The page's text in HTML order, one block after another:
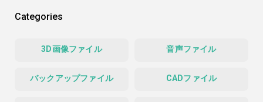
Categories
3D画像ファイル 音声ファイル
バックアップファイル CADファイル